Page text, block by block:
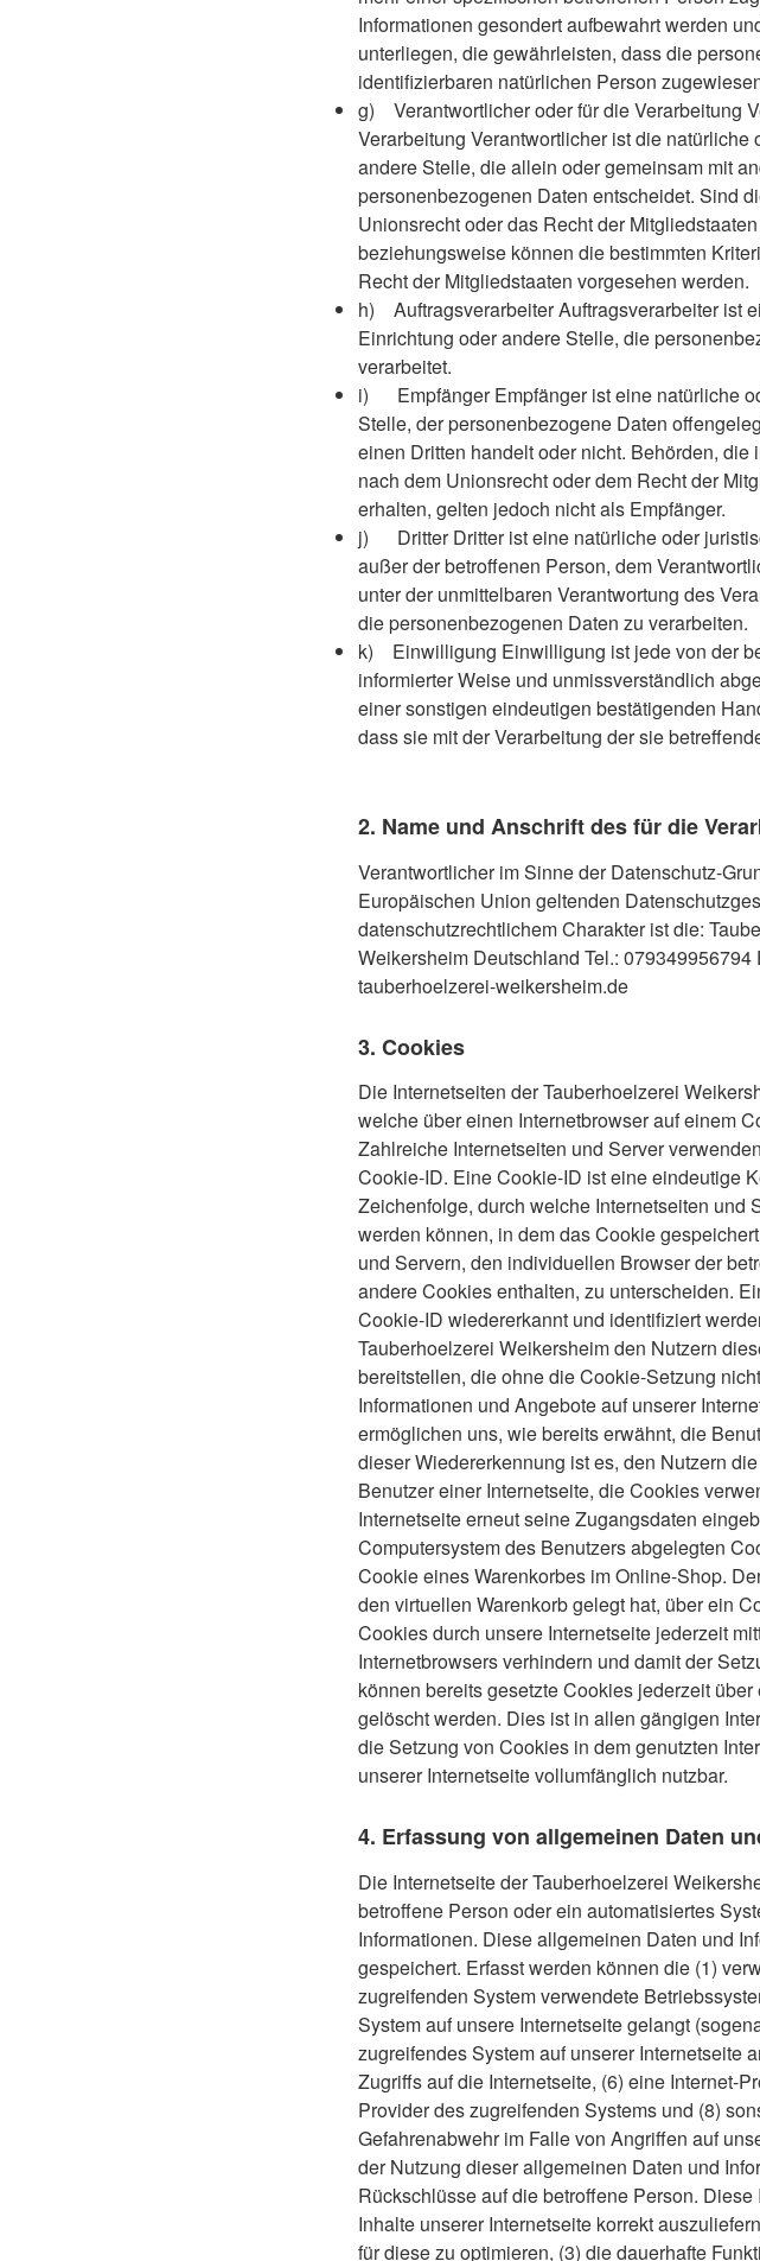
Informationen gesondert aufbewahrt werden
unterliegen, die gewährleisten, dass die
identifizierbaren natürlichen Person
g) Verantwortlicher oder für die Verarbeitung
Verarbeitung Verantwortlicher ist die
andere Stelle, die allein oder gemeinsam mit
personenbezogenen Daten entscheidet. Sind
Unionsrecht oder das Recht der
beziehungsweise können die bestimmten
Recht der Mitgliedstaaten vorgesehen werden.
h) Auftragsverarbeiter Auftragsverarbeiter ist
Einrichtung oder andere Stelle, die
verarbeitet.
i) Empfänger Empfänger ist eine natürliche
Stelle, der personenbezogene Daten
einen Dritten handelt oder nicht. Behörden,
nach dem Unionsrecht oder dem Recht der
erhalten, gelten jedoch nicht als Empfänger.
j) Dritter Dritter ist eine natürliche oder
außer der betroffenen Person, dem
unter der unmittelbaren Verantwortung des
die personenbezogenen Daten zu verarbeiten.
k) Einwilligung Einwilligung ist jede von der
informierter Weise und unmissverständlich
einer sonstigen eindeutigen bestätigenden
dass sie mit der Verarbeitung der sie
2. Name und Anschrift des für die
Verantwortlicher im Sinne der Datenschutz-
Europäischen Union geltenden
datenschutzrechtlichem Charakter ist die:
Weikersheim Deutschland Tel.: 079349956794
tauberhoelzerei-weikersheim.de
3. Cookies
Die Internetseiten der Tauberhoelzerei
welche über einen Internetbrowser auf einem
Zahlreiche Internetseiten und Server
Cookie-ID. Eine Cookie-ID ist eine eindeutige
Zeichenfolge, durch welche Internetseiten und
werden können, in dem das Cookie
und Servern, den individuellen Browser der
andere Cookies enthalten, zu unterscheiden.
Cookie-ID wiedererkannt und identifiziert
Tauberhoelzerei Weikersheim den Nutzern
bereitstellen, die ohne die Cookie-Setzung
Informationen und Angebote auf unserer
ermöglichen uns, wie bereits erwähnt, die
dieser Wiedererkennung ist es, den Nutzern
Benutzer einer Internetseite, die Cookies
Internetseite erneut seine Zugangsdaten
Computersystem des Benutzers abgelegten
Cookie eines Warenkorbes im Online-Shop.
den virtuellen Warenkorb gelegt hat, über ein
Cookies durch unsere Internetseite jederzeit
Internetbrowsers verhindern und damit der
können bereits gesetzte Cookies jederzeit
gelöscht werden. Dies ist in allen gängigen
die Setzung von Cookies in dem genutzten
unserer Internetseite vollumfänglich nutzbar.
4. Erfassung von allgemeinen Daten
Die Internetseite der Tauberhoelzerei
betroffene Person oder ein automatisiertes
Informationen. Diese allgemeinen Daten und
gespeichert. Erfasst werden können die (1)
zugreifenden System verwendete
System auf unsere Internetseite gelangt
zugreifendes System auf unserer Internetseite
Zugriffs auf die Internetseite, (6) eine Internet-
Provider des zugreifenden Systems und (8)
Gefahrenabwehr im Falle von Angriffen auf
der Nutzung dieser allgemeinen Daten und
Rückschlüsse auf die betroffene Person.
Inhalte unserer Internetseite korrekt
für diese zu optimieren, (3) die dauerhafte